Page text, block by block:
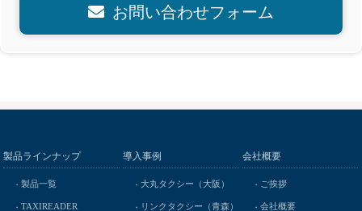
お問い合わせフォーム
製品ラインナップ
製品一覧
TAXIREADER
導入事例
大丸タクシー（大阪）
リンクタクシー（青森）
会社概要
ご挨拶
会社概要